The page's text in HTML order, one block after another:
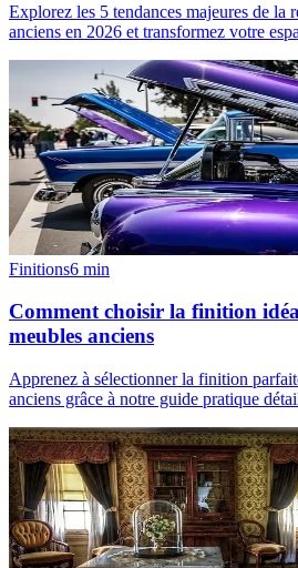
Explorez les 5 tendances majeures de la
anciens en 2026 et transformez votre
Finitions6 min
Comment choisir la finition
meubles anciens
Apprenez à sélectionner la finition
anciens grâce à notre guide pratique